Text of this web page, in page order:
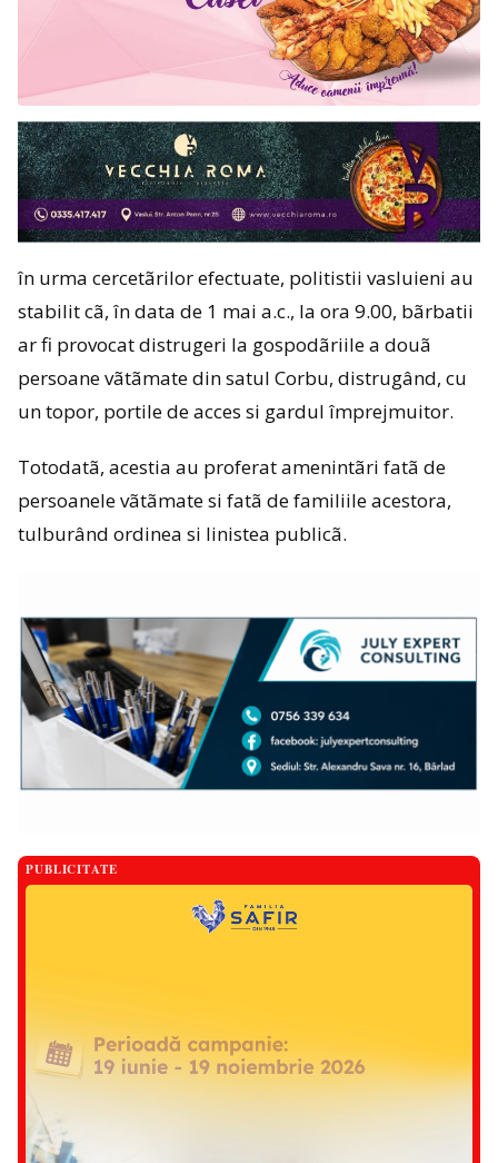
în urma cercetãrilor efectuate, politistii vasluieni au
stabilit cã, în data de 1 mai a.c., la ora 9.00, bãrbatii
ar fi provocat distrugeri la gospodãriile a douã
persoane vãtãmate din satul Corbu, distrugând, cu
un topor, portile de acces si gardul împrejmuitor.
Totodatã, acestia au proferat amenintãri fatã de
persoanele vãtãmate si fatã de familiile acestora,
tulburând ordinea si linistea publicã.
PUBLICITATE